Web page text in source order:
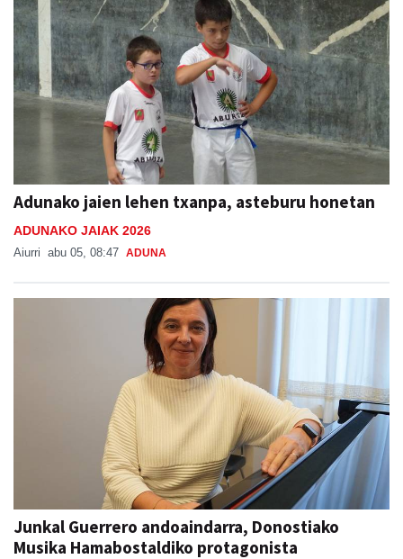
Adunako jaien lehen txanpa, asteburu honetan
ADUNAKO JAIAK 2026
Aiurri abu 05, 08:47 ADUNA
Junkal Guerrero andoaindarra, Donostiako
Musika Hamabostaldiko protagonista